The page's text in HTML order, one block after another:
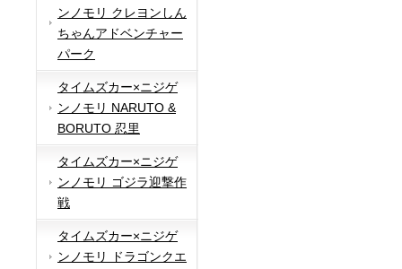
ンノモリ クレヨンしん
ちゃんアドベンチャー
パーク
タイムズカー×ニジゲ
ンノモリ NARUTO &
BORUTO 忍里
タイムズカー×ニジゲ
ンノモリ ゴジラ迎撃作
戦
タイムズカー×ニジゲ
ンノモリ ドラゴンクエ